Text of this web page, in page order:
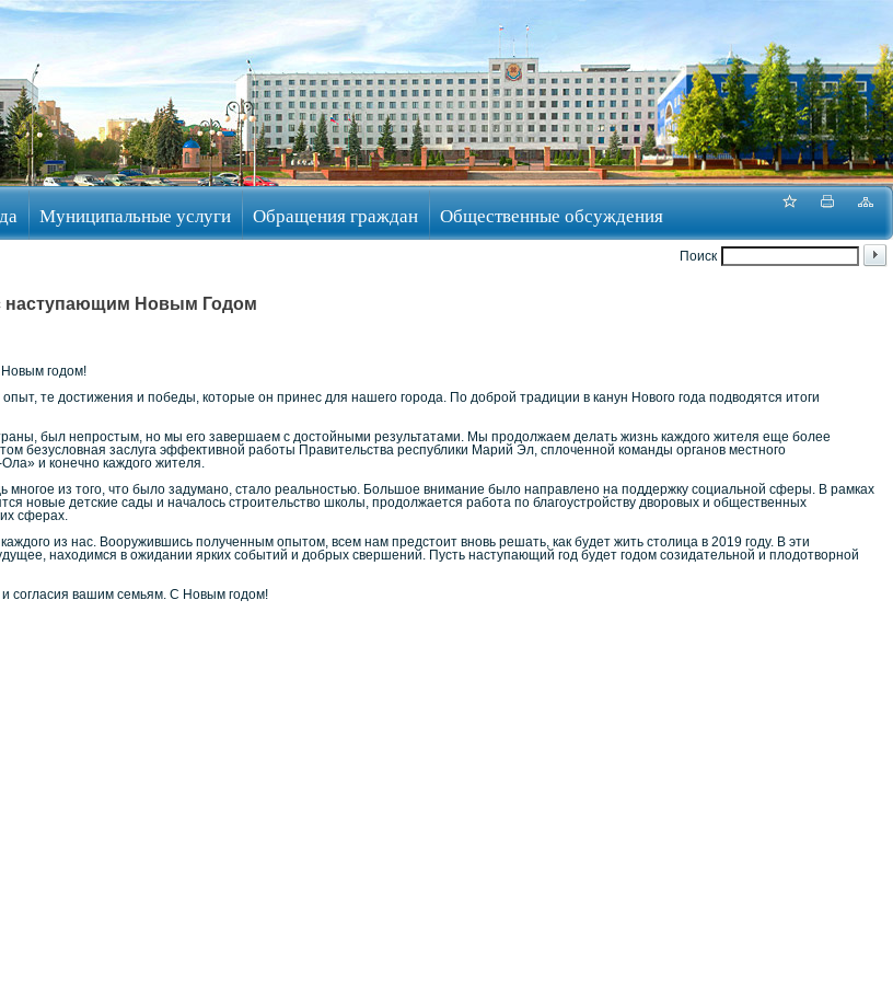
Муниципальные услуги Обращения граждан Общественные обсуждения
Поиск
наступающим Новым Годом
годом!
те достижения и победы, которые он принес для нашего города. По доброй традиции в канун Нового года подводятся итоги
был непростым, но мы его завершаем с достойными результатами. Мы продолжаем делать жизнь каждого жителя еще более
безусловная заслуга эффективной работы Правительства республики Марий Эл, сплоченной команды органов местного
и конечно каждого жителя.
многое из того, что было задумано, стало реальностью. Большое внимание было направлено на поддержку социальной сферы. В рамках
новые детские сады и началось строительство школы, продолжается работа по благоустройству дворовых и общественных
сферах.
каждого из нас. Вооружившись полученным опытом, всем нам предстоит вновь решать, как будет жить столица в 2019 году. В эти
находимся в ожидании ярких событий и добрых свершений. Пусть наступающий год будет годом созидательной и плодотворной
согласия вашим семьям. С Новым годом!